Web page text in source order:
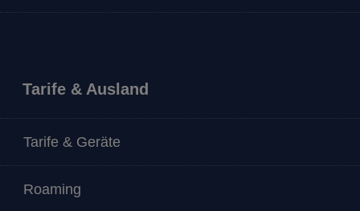
Tarife & Ausland
Tarife & Geräte
Roaming